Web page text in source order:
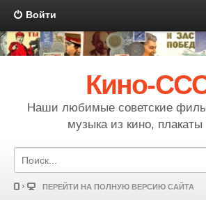
Войти
Кино-
Наши любимые советские
музыка из кино,
ПЕРЕЙТИ НА ПОЛНУЮ ВЕРСИЮ САЙТА